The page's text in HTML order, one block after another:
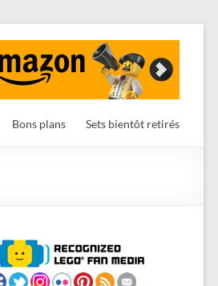
Bons plans Sets bientôt retirés